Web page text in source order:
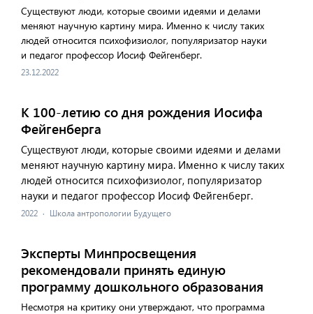
Существуют люди, которые своими идеями и делами
меняют научную картину мира. Именно к числу таких
людей относится психофизиолог, популяризатор науки
и педагог профессор Иосиф Фейгенберг.
23.12.2022
К 100-летию со дня рождения Иосифа
Фейгенберга
Существуют люди, которые своими идеями и делами
меняют научную картину мира. Именно к числу таких
людей относится психофизиолог, популяризатор
науки и педагог профессор Иосиф Фейгенберг.
2022 · Школа антропологии Будущего
Эксперты Минпросвещения
рекомендовали принять единую
программу дошкольного образования
Несмотря на критику они утверждают, что программа